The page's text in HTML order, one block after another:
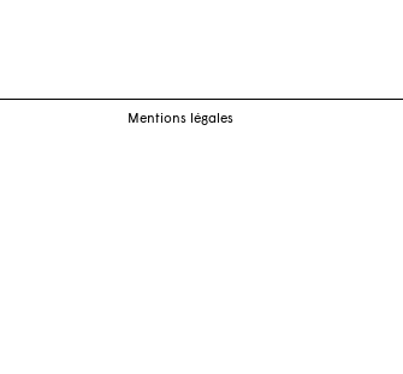
Mentions légales